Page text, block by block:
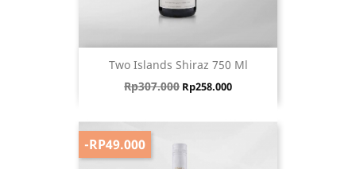
Two Islands Shiraz 750 Ml
Harga biasa
Rp307.000 Harga
Rp258.000
-RP49.000